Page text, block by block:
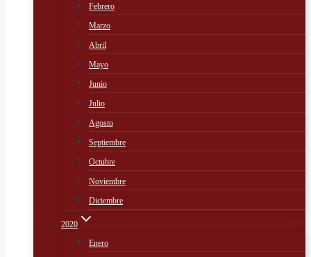
Febrero
Marzo
Abril
Mayo
Junio
Julio
Agosto
Septiembre
Octubre
Noviembre
Diciembre
2020
Enero